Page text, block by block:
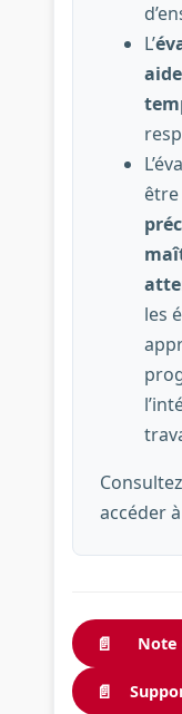
L’
les
accéder
📄 Note
📄